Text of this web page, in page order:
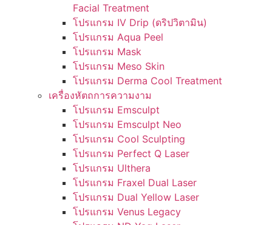
Facial Treatment
โปรแกรม IV Drip (ดริปวิตามิน)
โปรแกรม Aqua Peel
โปรแกรม Mask
โปรแกรม Meso Skin
โปรแกรม Derma Cool Treatment
เครื่องหัตถการความงาม
โปรแกรม Emsculpt
โปรแกรม Emsculpt Neo
โปรแกรม Cool Sculpting
โปรแกรม Perfect Q Laser
โปรแกรม Ulthera
โปรแกรม Fraxel Dual Laser
โปรแกรม Dual Yellow Laser
โปรแกรม Venus Legacy